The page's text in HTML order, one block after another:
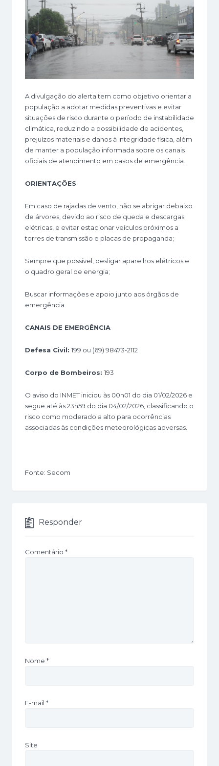
A divulgação do alerta tem como objetivo orientar a
população a adotar medidas preventivas e evitar
situações de risco durante o período de instabilidade
climática, reduzindo a possibilidade de acidentes,
prejuízos materiais e danos à integridade física, além
de manter a população informada sobre os canais
oficiais de atendimento em casos de emergência.
ORIENTAÇÕES
Em caso de rajadas de vento, não se abrigar debaixo
de árvores, devido ao risco de queda e descargas
elétricas, e evitar estacionar veículos próximos a
torres de transmissão e placas de propaganda;
Sempre que possível, desligar aparelhos elétricos e
o quadro geral de energia;
Buscar informações e apoio junto aos órgãos de
emergência.
CANAIS DE EMERGÊNCIA
Defesa Civil: 199 ou (69) 98473-2112
Corpo de Bombeiros: 193
O aviso do INMET iniciou às 00h01 do dia 01/02/2026 e
segue até às 23h59 do dia 04/02/2026, classificando o
risco como moderado a alto para ocorrências
associadas às condições meteorológicas adversas.
Fonte: Secom
Responder
Comentário *
Nome *
E-mail *
Site